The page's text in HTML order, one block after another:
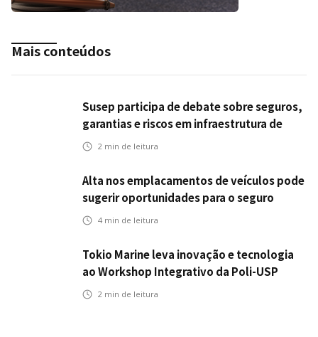
Mais conteúdos
Susep participa de debate sobre seguros,
garantias e riscos em infraestrutura de
transportes
2 min de leitura
Alta nos emplacamentos de veículos pode
sugerir oportunidades para o seguro
automotivo
4 min de leitura
Tokio Marine leva inovação e tecnologia
ao Workshop Integrativo da Poli-USP
2 min de leitura